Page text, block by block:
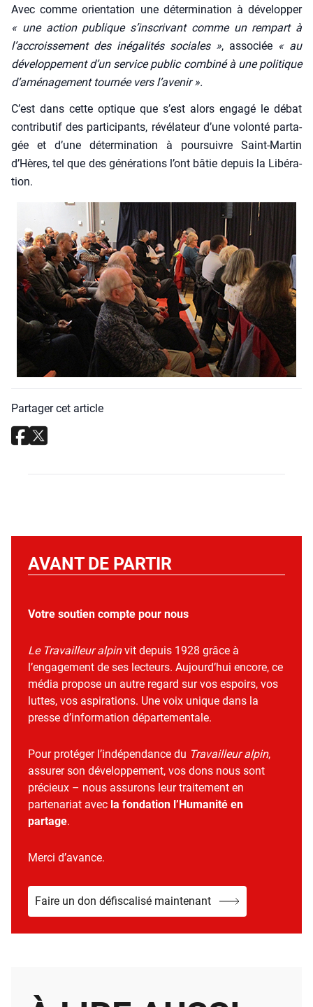
Avec comme orien­ta­tion une déter­mi­na­tion à déve­lop­per
« une action publique s’inscrivant comme un rem­part à
l’accroissement des inéga­li­tés sociales », asso­ciée « au
déve­lop­pe­ment d’un ser­vice public com­bi­né à une poli­tique
d’aménagement tour­née vers l’avenir ».
C’est dans cette optique que s’est alors enga­gé le débat
contri­bu­tif des par­ti­ci­pants, révé­la­teur d’une volon­té par­ta­
gée et d’une déter­mi­na­tion à pour­suivre Saint-Mar­tin
d’Hères, tel que des géné­ra­tions l’ont bâtie depuis la Libé­ra­
tion.
Partager cet article
AVANT DE PARTIR
Votre soutien compte pour nous
Le Travailleur alpinvit depuis 1928 grâce à
l’engagement de ses lecteurs. Aujourd’hui encore, ce
média propose un autre regard sur vos espoirs, vos
luttes, vos aspirations. Une voix unique dans la
presse d’information départementale.
Pour protéger l’indépendance du Travailleur alpin,
assurer son développement, vos dons nous sont
précieux – nous assurons leur traitement en
partenariat avec la fondation l’Humanité en
partage.
Merci d’avance.
Faire un don défiscalisé maintenant